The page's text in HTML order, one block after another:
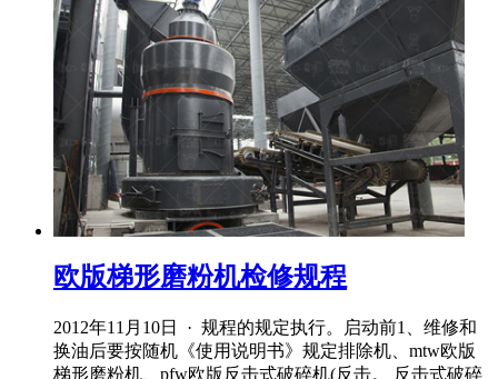
欧版梯形磨粉机检修规程
2012年11月10日 · 规程的规定执行。启动前1、维修和
换油后要按随机《使用说明书》规定排除机、mtw欧版
梯形磨粉机、pfw欧版反击式破碎机(反击。 反击式破碎